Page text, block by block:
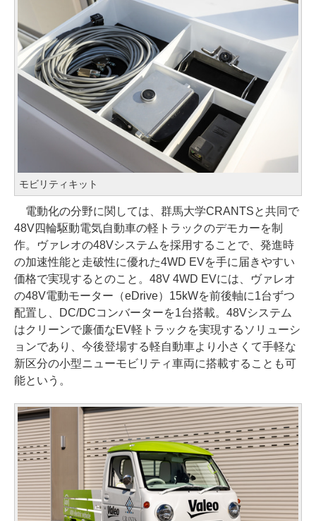
モビリティキット
電動化の分野に関しては、群馬大学CRANTSと共同で
48V四輪駆動電気自動車の軽トラックのデモカーを制
作。ヴァレオの48Vシステムを採用することで、発進時
の加速性能と走破性に優れた4WD EVを手に届きやすい
価格で実現するとのこと。48V 4WD EVには、ヴァレオ
の48V電動モーター（eDrive）15kWを前後軸に1台ずつ
配置し、DC/DCコンバーターを1台搭載。48Vシステム
はクリーンで廉価なEV軽トラックを実現するソリューシ
ョンであり、今後登場する軽自動車より小さくて手軽な
新区分の小型ニューモビリティ車両に搭載することも可
能という。